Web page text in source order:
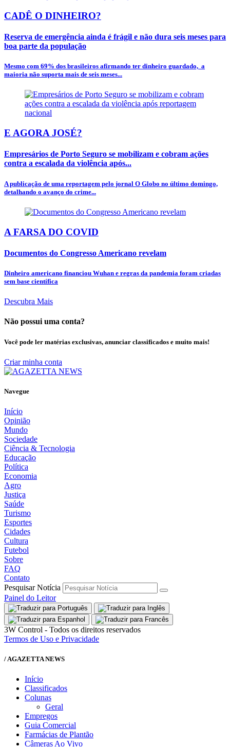
CADÊ O DINHEIRO?
Reserva de emergência ainda é frágil e não dura seis meses para
boa parte da população
Mesmo com 69% dos brasileiros afirmando ter dinheiro guardado, a
maioria não suporta mais de seis meses...
E AGORA JOSÉ?
Empresários de Porto Seguro se mobilizam e cobram ações
contra a escalada da violência após...
A publicação de uma reportagem pelo jornal O Globo no último domingo,
detalhando o avanço do crime...
A FARSA DO COVID
Documentos do Congresso Americano revelam
Dinheiro americano financiou Wuhan e regras da pandemia foram criadas
sem base científica
Descubra Mais
Não possui uma conta?
Você pode ler matérias exclusivas, anunciar classificados e muito mais!
Criar minha conta
Navegue
Início
Opinião
Mundo
Sociedade
Ciência & Tecnologia
Educação
Política
Economia
Agro
Justiça
Saúde
Turismo
Esportes
Cidades
Cultura
Futebol
Sobre
FAQ
Contato
Pesquisar Notícia
Painel do Leitor
3W Control - Todos os direitos reservados
Termos de Uso e Privacidade
/ AGAZETTA NEWS
Início
Classificados
Colunas
Geral
Empregos
Guia Comercial
Farmácias de Plantão
Câmeras Ao Vivo